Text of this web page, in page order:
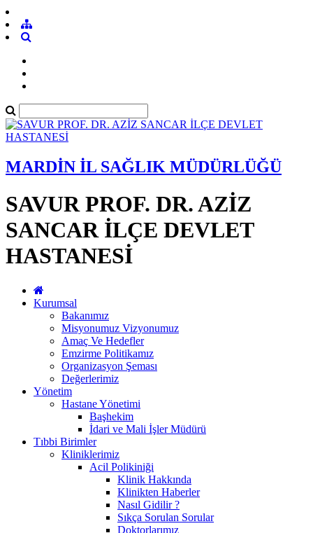
MARDİN İL SAĞLIK MÜDÜRLÜĞÜ
SAVUR PROF. DR. AZİZ
SANCAR İLÇE DEVLET
HASTANESİ
Kurumsal
Bakanımız
Misyonumuz Vizyonumuz
Amaç Ve Hedefler
Emzirme Politikamız
Organizasyon Şeması
Değerlerimiz
Yönetim
Hastane Yönetimi
Başhekim
İdari ve Mali İşler Müdürü
Tıbbi Birimler
Kliniklerimiz
Acil Polikiniği
Klinik Hakkında
Klinikten Haberler
Nasıl Gidilir ?
Sıkça Sorulan Sorular
Doktorlarımız